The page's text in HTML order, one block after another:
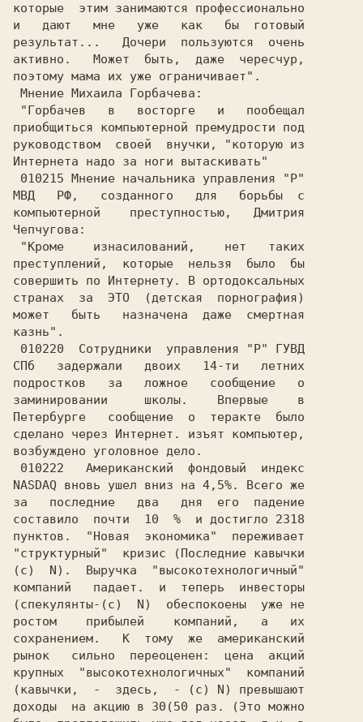
которые  этим занимаются профессионально
и   дают   мне   уже   как   бы  готовый
результат...   Дочери  пользуются  очень
активно.   Может  быть,  даже  чересчур,
поэтому мама их уже ограничивает".
приобщиться компьютерной премудрости под
руководством  своей  внучки, "которую из
Интернета надо за ноги вытаскивать"
МВД   РФ,   созданного   для   борьбы  с
компьютерной    преступностью,   Дмитрия
Чепчугова:
преступлений,  которые  нельзя  было  бы
совершить по Интернету. В ортодоксальных
странах  за  ЭТО  (детская  порнография)
может   быть   назначена  даже  смертная
СПб   задержали   двоих   14-ти   летних
подростков   за   ложное   сообщение   о
заминировании     школы.    Впервые    в
Петербурге   сообщение  о  теракте  было
сделано через Интернет. изъят компьютер,
возбуждено уголовное дело.
NASDAQ вновь ушел вниз на 4,5%. Всего же
за   последние   два   дня  его  падение
составило  почти  10  %  и достигло 2318
пунктов.  "Новая  экономика"  переживает
"структурный"  кризис (Последние кавычки
(c)  N).  Выручка  "высокотехнологичный"
компаний   падает.  и  теперь  инвесторы
(спекулянты-(c)  N)  обеспокоены  уже не
ростом    прибылей    компаний,   а   их
сохранением.   К  тому  же  американский
рынок   сильно  переоценен:  цена  акций
крупных  "высокотехнологичных"  компаний
(кавычки,  -  здесь,  - (c) N) превышают